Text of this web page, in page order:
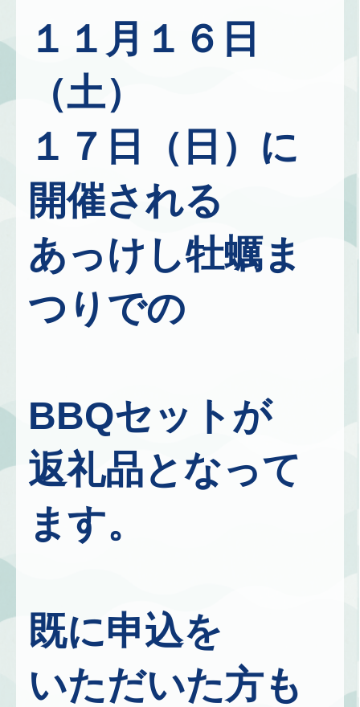
１１月１６日
（土）
１７日（日 ）に
開催される
あっけし牡蠣ま
つりでの
BBQセットが
返礼品となって
ます。
既に申込を
いただいた方も